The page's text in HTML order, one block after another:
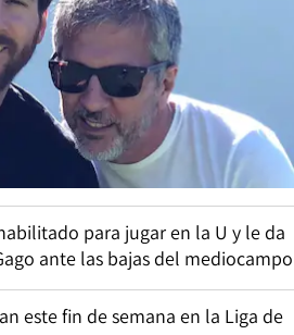
para jugar en la U y le da
ante las bajas del mediocampo
este fin de semana en la Liga de